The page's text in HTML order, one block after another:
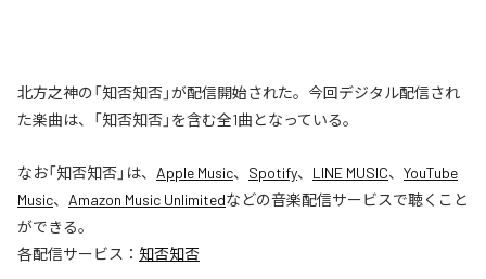
北方之神の「知否知否」が配信開始された。今回デジタル配信され
た楽曲は、「知否知否」を含む全1曲となっている。
なお「知否知否 」は、 Apple Music、 Spotify、 LINE MUSIC、 YouTube
Music、 Amazon Music Unlimitedなどの音楽配信サービスで聴くこと
ができる。
各配信サービス： 知否知否